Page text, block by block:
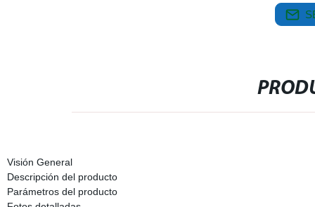
Visión General
Descripción del producto
Parámetros del producto